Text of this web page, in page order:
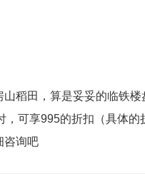
山稻田，算是妥妥的临铁
，可享995的折扣（具体
咨询吧